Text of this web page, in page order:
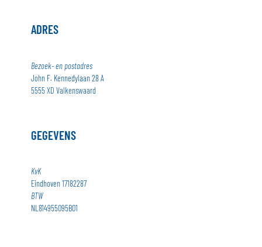
ADRES
Bezoek- en postadres
John F. Kennedylaan 28 A
5555 XD Valkenswaard
GEGEVENS
KvK
Eindhoven 17182287
BTW
NL814955095B01